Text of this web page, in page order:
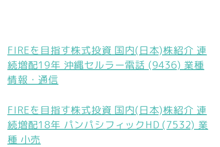
FIREを目指す株式投資 国内(日本)株紹介 連
続増配19年 沖縄セルラー電話 (9436) 業種
情報・通信
FIREを目指す株式投資 国内(日本)株紹介 連
続増配18年 パンパシフィックHD (7532) 業
種 小売